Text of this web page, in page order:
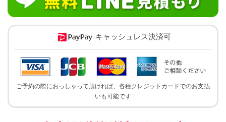
キャッシュレス決済可
ご予約の際におっしゃって頂ければ、各種クレジットカードでのお支払
いも可能です